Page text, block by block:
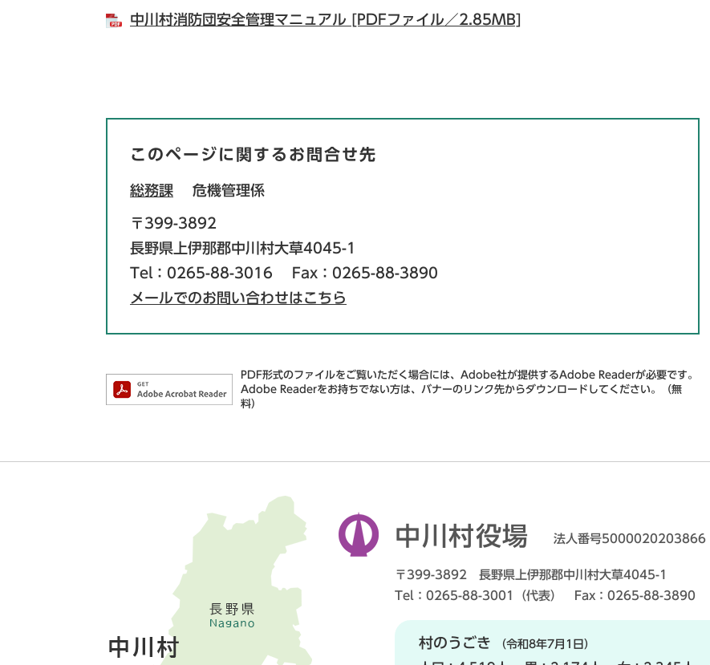
中川村消防団安全管理マニュアル [PDFファイル／2.85MB]
このページに関するお問合せ先
総務課 危機管理係
〒399-3892
長野県上伊那郡中川村大草4045-1
Tel：0265-88-3016
Fax：0265-88-3890
メールでのお問い合わせはこちら
PDF形式のファイルをご覧いただく場合には、Adobe社が提供するAdobe Readerが必要です。
Adobe Readerをお持ちでない方は、バナーのリンク先からダウンロードしてください。（無
料）
中川村役場 法人番号5000020203866
〒399-3892 長野県上伊那郡中川村大草4045-1
Tel：0265-88-3001（代表） Fax：0265-88-3890
村のうごき （令和8年7月1日）